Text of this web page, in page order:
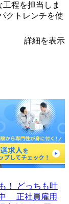
程を担当しま
トレンチを使
詳細を表示